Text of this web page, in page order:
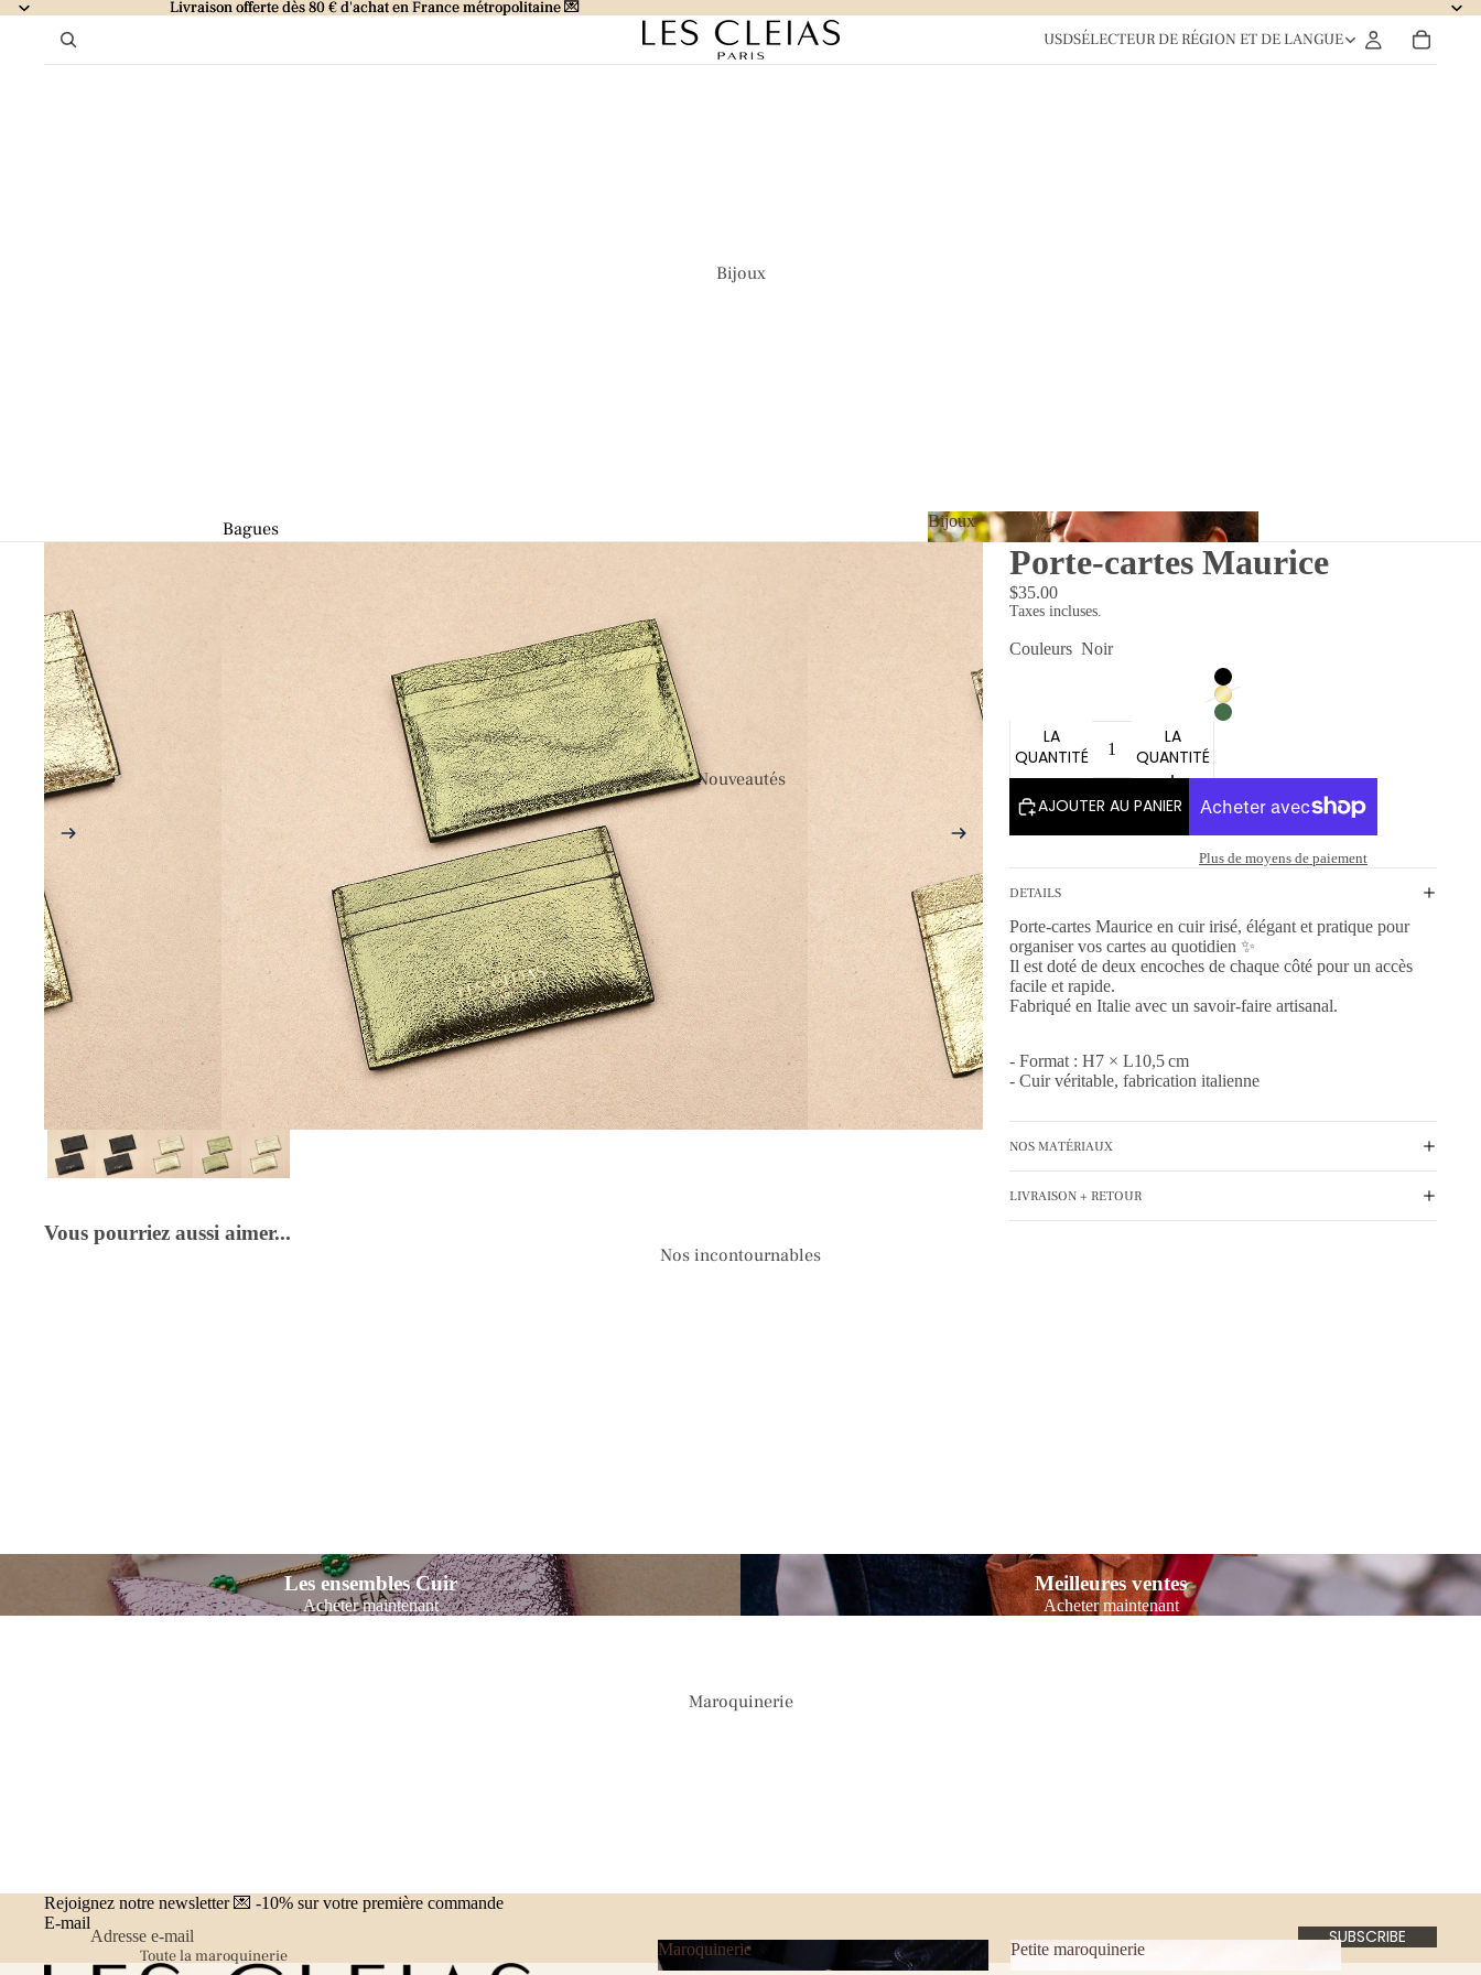
Livraison offerte dès 80 € d'achat en France métropolitaine 💌
Livraison offerte dès 80 € d'achat en France métropolitaine 💌
USDSÉLECTEUR DE RÉGION ET DE LANGUE
Bijoux
Bagues
Toutes les bagues
Bagues fines
Bracelets
Bracelets chaînes
Bracelets coulissants
Bracelets en perles
Joncs bouddhistes
Joncs et Manchettes
Tous les colliers
Colliers chaînes
Colliers courts
Colliers avec pendentif
Colliers en perles
Bijoux
Nouveautés
Nos incontournables
Maroquinerie
Toute la maroquinerie Maroquinerie Petite maroquinerie
Porte-cartes Maurice
$35.00
Taxes incluses.
Couleurs Noir
LA
QUANTITÉ
AUGMENTER
LA
QUANTITÉ
AJOUTER AU PANIER
Plus de moyens de paiement
DETAILS
Porte-cartes Maurice en cuir irisé, élégant et pratique pour
organiser vos cartes au quotidien ✨
Il est doté de deux encoches de chaque côté pour un accès
facile et rapide.
Fabriqué en Italie avec un savoir-faire artisanal.
- Format : H7 × L10,5 cm
- Cuir véritable, fabrication italienne
NOS MATÉRIAUX
LIVRAISON + RETOUR
Vous pourriez aussi aimer...
Les ensembles Cuir
Acheter maintenant
Meilleures ventes
Acheter maintenant
Rejoignez notre newsletter 💌 -10% sur votre première commande
E-mail
SUBSCRIBE
Conditions d’utilisation